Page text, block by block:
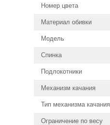
Номер цвета
Материал обивки
Модель
Спинка
Подлокотники
Механизм качания
Тип механизма качания
Ограничение по весу